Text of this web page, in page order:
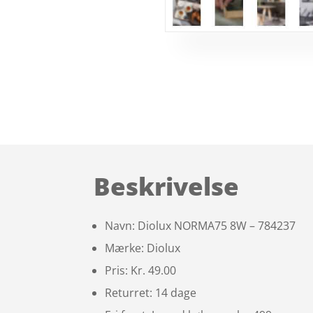
Beskrivelse
Navn: Diolux NORMA75 8W – 784237
Mærke: Diolux
Pris: Kr. 49.00
Returret: 14 dage